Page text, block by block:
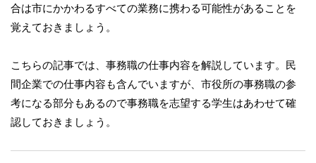
合は市にかかわるすべての業務に携わる可能性があることを
覚えておきましょう。
こちらの記事では、事務職の仕事内容を解説しています。民
間企業での仕事内容も含んでいますが、市役所の事務職の参
考になる部分もあるので事務職を志望する学生はあわせて確
認しておきましょう。